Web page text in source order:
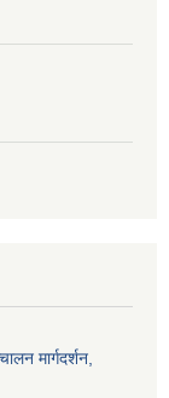
मार्गदर्शन,